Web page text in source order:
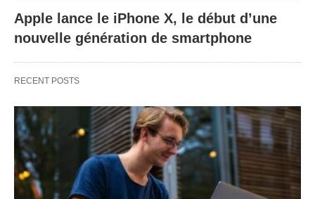
Apple lance le iPhone X, le début d’une
nouvelle génération de smartphone
RECENT POSTS